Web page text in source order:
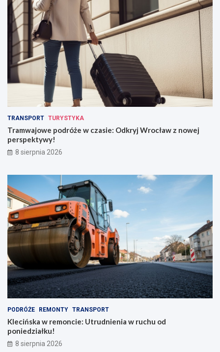
TRANSPORT TURYSTYKA
Tramwajowe podróże w czasie: Odkryj Wrocław z nowej
perspektywy!
8 sierpnia 2026
PODRÓŻE REMONTY TRANSPORT
Klecińska w remoncie: Utrudnienia w ruchu od
poniedziałku!
8 sierpnia 2026